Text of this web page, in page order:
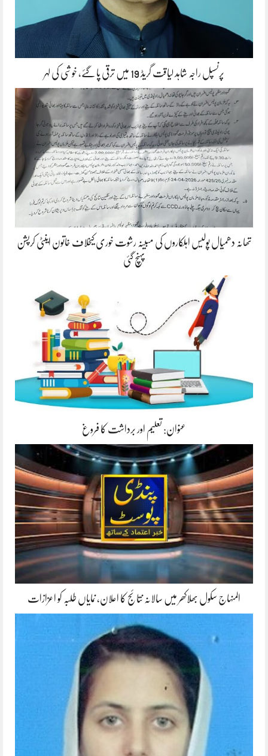
پرنسپل راجہ شاہد لیاقت گریڈ 19 میں ترقی پا گئے، خوشی کی لہر
تھانہ دھمیال پولیس اہلکاروں کی مبینہ رشوت خوری کیخلاف خاتون اینٹی کرپشن
پہنچ گئی
عنوان: تعلیم اور برداشت کا فروغ
المنہاج سکول بھلاکھر میں سالانہ نتائج کا اعلان، نمایاں طلبہ کو اعزازات